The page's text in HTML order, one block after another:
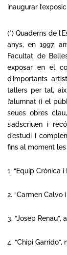
inaugurar
(*) Quaderns de
anys, en 1997,
Facultat de
exposar en el
d’importants
tallers per tal,
l’alumnat (i el
seues obres
s’adscriuen i
d’estudi i
fins al moment
1. “Equip Crònica
2. “Carmen Calvo
3. “Josep Renau”,
4. “Chipi